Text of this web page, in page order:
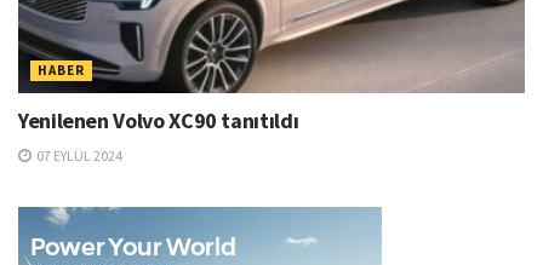
HABER
Yenilenen Volvo XC90 tanıtıldı
07 EYLÜL 2024